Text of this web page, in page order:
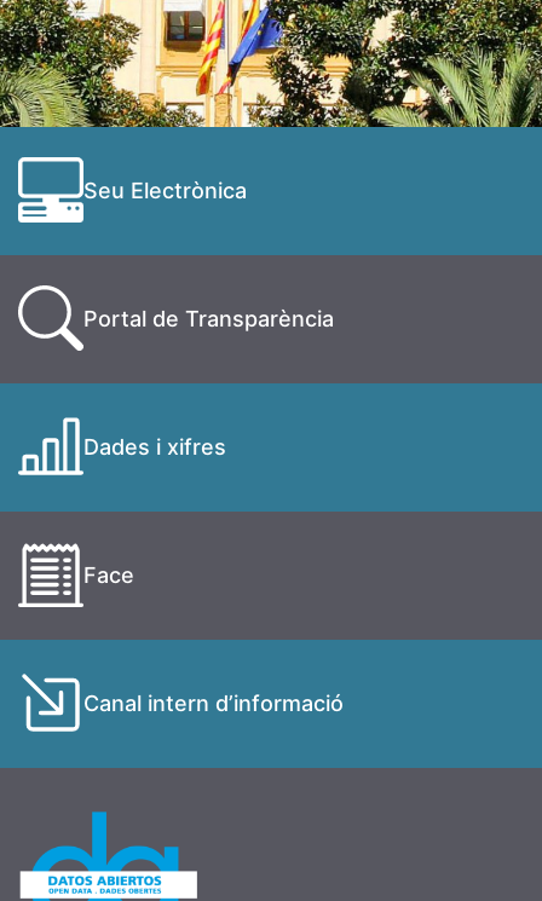
Seu Electrònica
Portal de Transparència
Dades i xifres
Face
Canal intern d’informació